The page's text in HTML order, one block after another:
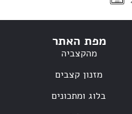
מפת האתר
מהקצביה
מזנון קצבים
בלוג ומתכונים